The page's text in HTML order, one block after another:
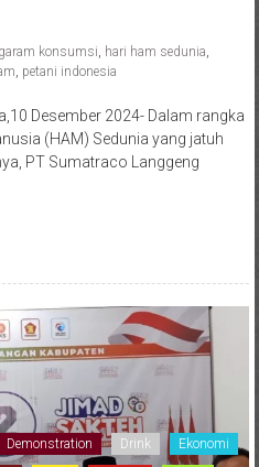
garam konsumsi hari ham sedunia
petani indonesia
Desember 2024- Dalam rangka
(HAM) Sedunia yang jatuh
PT Sumatraco Langgeng
Demonstration Drink Ekonomi